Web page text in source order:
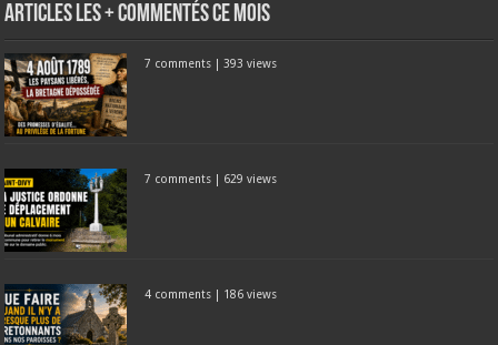
Articles les + commentés ce mois
7 comments | 393 views
7 comments | 629 views
4 comments | 186 views